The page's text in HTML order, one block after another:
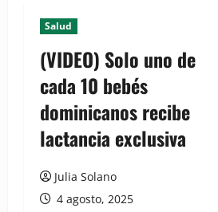
Salud
(VIDEO) Solo uno de
cada 10 bebés
dominicanos recibe
lactancia exclusiva
Julia Solano
4 agosto, 2025